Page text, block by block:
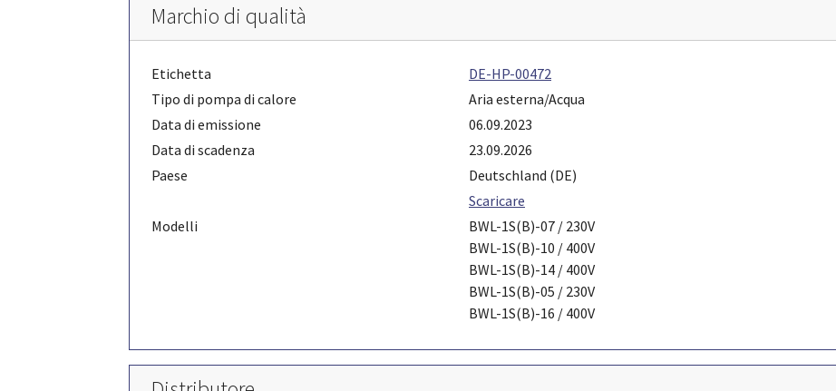
Marchio di qualità
Etichetta
DE-HP-00472
Tipo di pompa di calore
Aria esterna/Acqua
Data di emissione
06.09.2023
Data di scadenza
23.09.2026
Paese
Deutschland (DE)
Scaricare
Modelli
BWL-1S(B)-07 / 230V
BWL-1S(B)-10 / 400V
BWL-1S(B)-14 / 400V
BWL-1S(B)-05 / 230V
BWL-1S(B)-16 / 400V